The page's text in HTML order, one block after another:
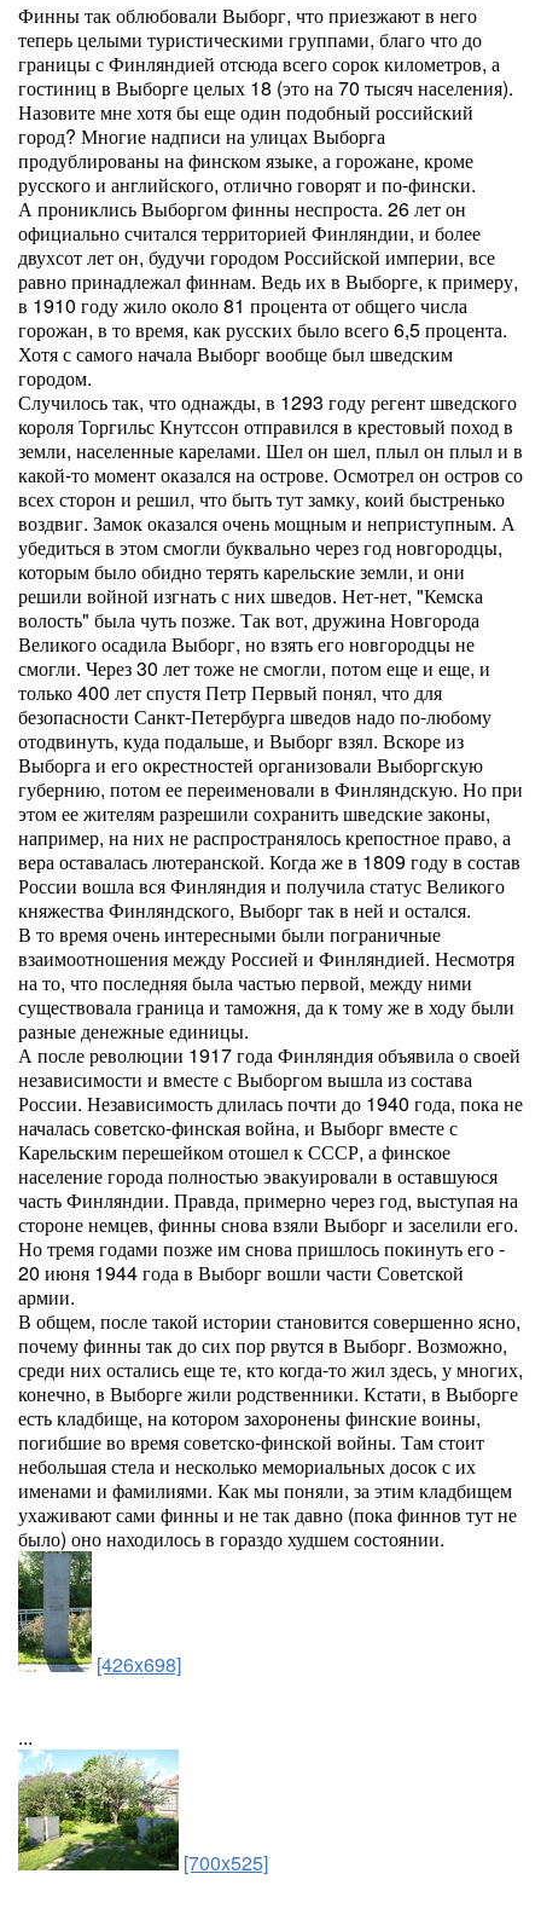
Финны так облюбовали Выборг, что приезжают в него
теперь целыми туристическими группами, благо что до
границы с Финляндией отсюда всего сорок километров, а
гостиниц в Выборге целых 18 (это на 70 тысяч населения).
Назовите мне хотя бы еще один подобный российский
город? Многие надписи на улицах Выборга
продублированы на финском языке, а горожане, кроме
русского и английского, отлично говорят и по-фински.
А прониклись Выборгом финны неспроста. 26 лет он
официально считался территорией Финляндии, и более
двухсот лет он, будучи городом Российской империи, все
равно принадлежал финнам. Ведь их в Выборге, к примеру,
в 1910 году жило около 81 процента от общего числа
горожан, в то время, как русских было всего 6,5 процента.
Хотя с самого начала Выборг вообще был шведским
городом.
Случилось так, что однажды, в 1293 году регент шведского
короля Торгильс Кнутссон отправился в крестовый поход в
земли, населенные карелами. Шел он шел, плыл он плыл и в
какой-то момент оказался на острове. Осмотрел он остров со
всех сторон и решил, что быть тут замку, коий быстренько
воздвиг. Замок оказался очень мощным и неприступным. А
убедиться в этом смогли буквально через год новгородцы,
которым было обидно терять карельские земли, и они
решили войной изгнать с них шведов. Нет-нет, "Кемска
волость" была чуть позже. Так вот, дружина Новгорода
Великого осадила Выборг, но взять его новгородцы не
смогли. Через 30 лет тоже не смогли, потом еще и еще, и
только 400 лет спустя Петр Первый понял, что для
безопасности Санкт-Петербурга шведов надо по-любому
отодвинуть, куда подальше, и Выборг взял. Вскоре из
Выборга и его окрестностей организовали Выборгскую
губернию, потом ее переименовали в Финляндскую. Но при
этом ее жителям разрешили сохранить шведские законы,
например, на них не распространялось крепостное право, а
вера оставалась лютеранской. Когда же в 1809 году в состав
России вошла вся Финляндия и получила статус Великого
княжества Финляндского, Выборг так в ней и остался.
В то время очень интересными были пограничные
взаимоотношения между Россией и Финляндией. Несмотря
на то, что последняя была частью первой, между ними
существовала граница и таможня, да к тому же в ходу были
разные денежные единицы.
А после революции 1917 года Финляндия объявила о своей
независимости и вместе с Выборгом вышла из состава
России. Независимость длилась почти до 1940 года, пока не
началась советско-финская война, и Выборг вместе с
Карельским перешейком отошел к СССР, а финское
население города полностью эвакуировали в оставшуюся
часть Финляндии. Правда, примерно через год, выступая на
стороне немцев, финны снова взяли Выборг и заселили его.
Но тремя годами позже им снова пришлось покинуть его -
20 июня 1944 года в Выборг вошли части Советской
армии.
В общем, после такой истории становится совершенно ясно,
почему финны так до сих пор рвутся в Выборг. Возможно,
среди них остались еще те, кто когда-то жил здесь, у многих,
конечно, в Выборге жили родственники. Кстати, в Выборге
есть кладбище, на котором захоронены финские воины,
погибшие во время советско-финской войны. Там стоит
небольшая стела и несколько мемориальных досок с их
именами и фамилиями. Как мы поняли, за этим кладбищем
ухаживают сами финны и не так давно (пока финнов тут не
было) оно находилось в гораздо худшем состоянии.
[426x698]
...
[700x525]